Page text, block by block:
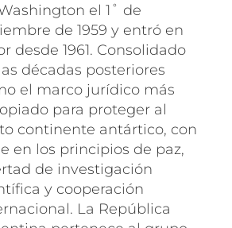
el 1˚ de
de 1959 y entró en
desde 1961. Consolidado
décadas posteriores
el marco jurídico más
para proteger al
continente antártico, con
en los principios de paz,
de investigación
y cooperación
La República